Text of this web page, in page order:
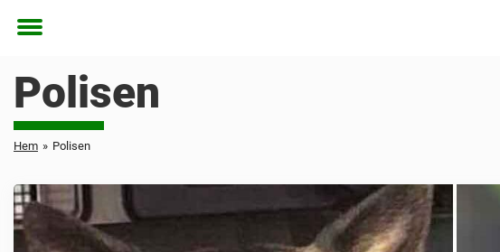
Toggle
Polisen
Hem » Polisen